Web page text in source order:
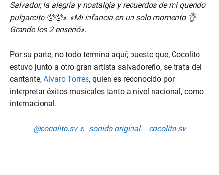
Salvador, la alegría y nostalgia y recuerdos de mi querido
pulgarcito 🥺🥺». «Mi infancia en un solo momento 👌
Grande los 2 enserió».
Por su parte, no todo termina aquí; puesto que, Cocolito
estuvo junto a otro gran artista salvadoreño, se trata del
cantante, Álvaro Torres, quien es reconocido por
interpretar éxitos musicales tanto a nivel nacional, como
internacional.
@cocolito.sv ♬ sonido original – cocolito.sv